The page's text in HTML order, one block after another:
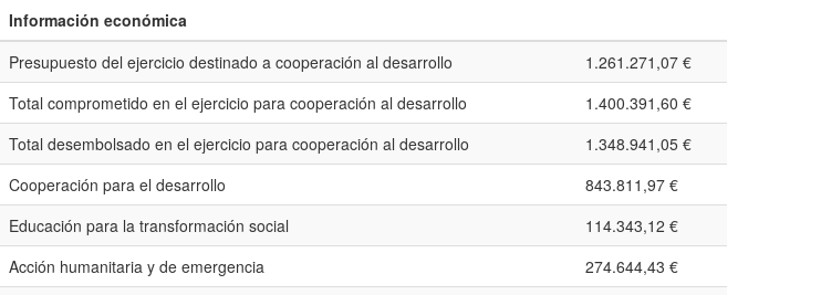
Información económica
Presupuesto del ejercicio destinado a cooperación al desarrollo
1.261.271,07 €
Total comprometido en el ejercicio para cooperación al desarrollo
1.400.391,60 €
Total desembolsado en el ejercicio para cooperación al desarrollo
1.348.941,05 €
Cooperación para el desarrollo
843.811,97 €
Educación para la transformación social
114.343,12 €
Acción humanitaria y de emergencia
274.644,43 €